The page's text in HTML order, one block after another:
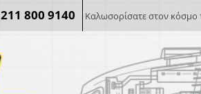
211 800 9140 Καλωσορίσατε στον κόσμο